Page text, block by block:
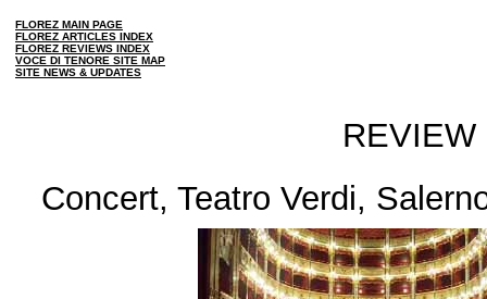
FLOREZ MAIN PAGE
FLOREZ ARTICLES INDEX
FLOREZ REVIEWS INDEX
VOCE DI TENORE SITE MAP
SITE NEWS & UPDATES
REVIEW
Concert, Teatro Verdi,